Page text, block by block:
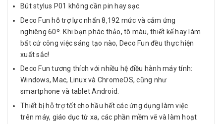
Bút stylus P01 không cần pin hay sạc.
Deco Fun hỗ trợ lực nhấn 8,192 mức và cảm ứng
nghiêng 60º. Khi bạn phác thảo, tô màu, thiết kế hay làm
bất cứ công việc sáng tạo nào, Deco Fun đều thực hiện
xuất sắc!
Deco Fun tương thích với nhiều hệ điều hành máy tính:
Windows, Mac, Linux và ChromeOS, cũng như
smartphone và tablet Android.
Thiết bị hỗ trợ tốt cho hầu hết các ứng dụng làm việc
trên máy, giáo dục từ xa, các phần mềm vẽ và làm hoạt